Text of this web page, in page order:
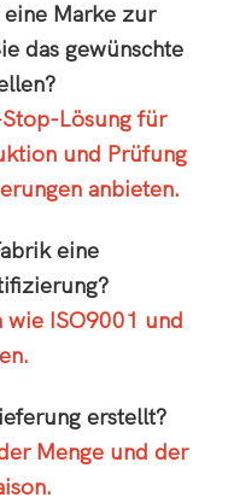
eine Marke zur
das gewünschte
Lösung für
und Prüfung
anbieten.
eine
ISO9001 und
erstellt?
Menge und der